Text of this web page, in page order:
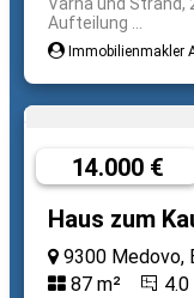
Aufteilung ...
Immobilienmakler
14.000 €
Haus zum
9300 Medovo,
87 m²
4.0